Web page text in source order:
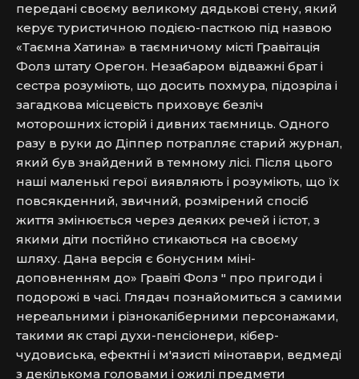
передані своєму великому дядькові стену, який
керує туристичною подією-пасткою під назвою
«Таємна Хатина» в таємничому місті Гравітація
Фолз штату Орегон. Незабаром відважні брат і
сестра розуміють, що досить похмура, підозріла і
загадкова місцевість приховує безліч
моторошних історій і дивних таємниць. Одного
разу в руки до Діппер потрапляє старий журнал,
який був знайдений в темному лісі. Після цього
наші маленькі герої виявляють і розуміють, що їх
повсякденний, звичний, розмірений спосіб
життя змінюється через деяких речей і істот, з
якими діти постійно стикаються на своєму
шляху. Дана версія є бонусним міні-
доповненням до» Гравіті Фолз " про пригоди і
подорожі в часі. Глядач познайомиться з самими
нереальними і різнокаліберними персонажами,
такими як старі духи-пенсіонери, кібер-
чудовиська, ефектні і м'язисті мінотаври, ведмеді
з декількома головами і ожилі предмети